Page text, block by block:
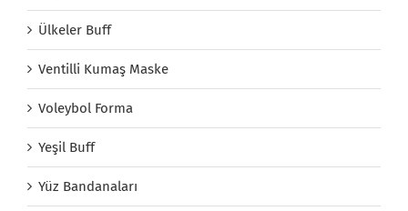
Ülkeler Buff
Ventilli Kumaş Maske
Voleybol Forma
Yeşil Buff
Yüz Bandanaları